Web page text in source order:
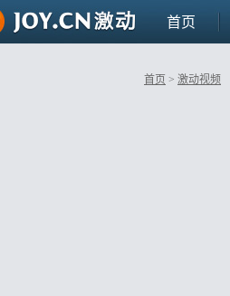
首页
首页 > 激动视频